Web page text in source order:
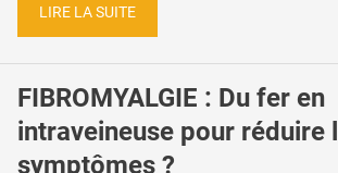
LIRE LA SUITE
FIBROMYALGIE : Du fer en
intraveineuse pour réduire
symptômes ?